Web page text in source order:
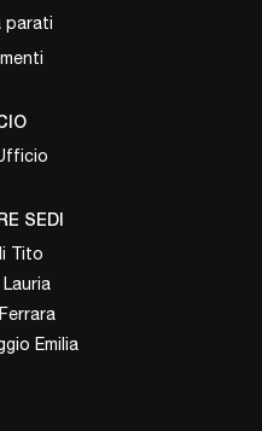
parati
SEDI
Tito
Emilia